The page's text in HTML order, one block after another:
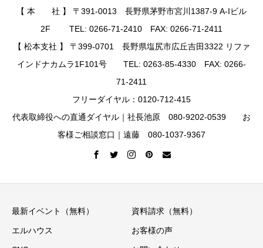
【 本 社 】 〒391-0013 長野県茅野市宮川1387-9 A-Iビル
2F TEL: 0266-71-2410 FAX: 0266-71-2411
【 松本支社 】 〒399-0701 長野県塩尻市広丘吉田3322 リファ
インドナカムラ1F101号 TEL: 0263-85-4330 FAX: 0266-
71-2411
フリーダイヤル：0120-712-415
代表取締役への直通ダイヤル｜社長池原 080-9202-0539 お
客様ご相談窓口｜遠藤 080-1037-9367
最新イベント（無料） 資料請求（無料）
エルハウス お客様の声